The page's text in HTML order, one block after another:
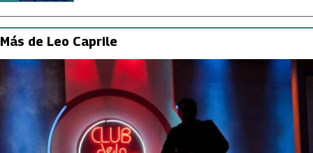
Más de Leo Caprile